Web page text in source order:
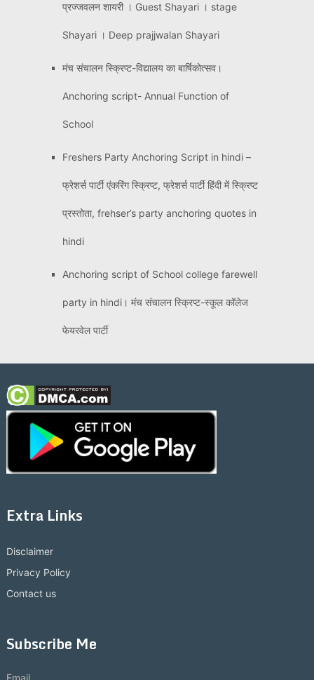
प्रज्जवलन शायरी । Guest Shayari । stage
Shayari । Deep prajjwalan Shayari
मंच संचालन स्क्रिप्ट-विद्यालय का बार्षिकोत्सव।
Anchoring script- Annual Function of
School
Freshers Party Anchoring Script in hindi –
फ्रेशर्स पार्टी एंकरिंग स्क्रिप्ट, फ्रेशर्स पार्टी हिंदी में स्क्रिप्ट
प्रस्तोता, frehser’s party anchoring quotes in
hindi
Anchoring script of School college farewell
party in hindi। मंच संचालन स्क्रिप्ट-स्कूल कॉलेज
फेयरवेल पार्टी
Extra Links
Disclaimer
Privacy Policy
Contact us
Subscribe Me
Email